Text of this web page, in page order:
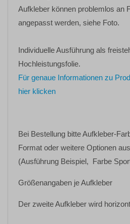
Aufkleber können problemlos an
angepasst werden, siehe Foto.
Individuelle Ausführung als
Hochleistungsfolie.
Für genaue Informationen zu
hier klicken
Bei Bestellung bitteAufkleber-
Format oder weitere Optionen
(Ausführung Beispiel, Farbe
Größenangaben je Aufkleber
Der zweite Aufkleber wird